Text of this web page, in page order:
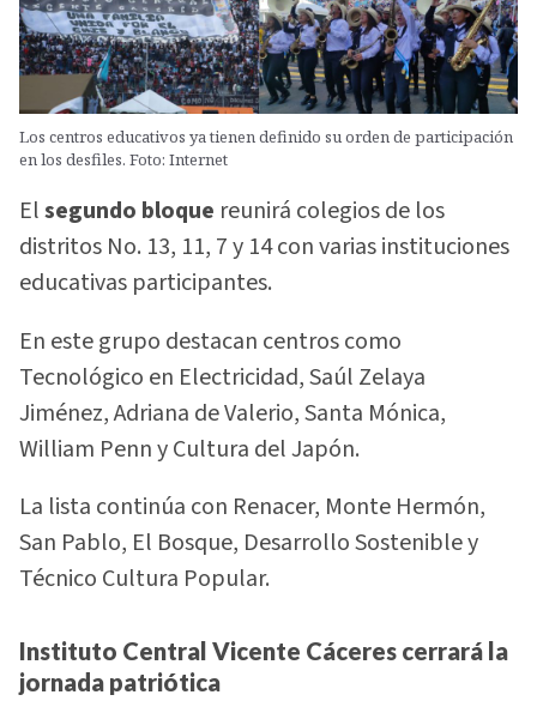
Los centros educativos ya tienen definido su orden de participación
en los desfiles. Foto: Internet
Elsegundo bloque reunirá colegios de los
distritos No. 13, 11, 7 y 14 con varias instituciones
educativas participantes.
En este grupo destacan centros como
Tecnológico en Electricidad, Saúl Zelaya
Jiménez, Adriana de Valerio, Santa Mónica,
William Penn y Cultura del Japón.
La lista continúa con Renacer, Monte Hermón,
San Pablo, El Bosque, Desarrollo Sostenible y
Técnico Cultura Popular.
Instituto Central Vicente Cáceres cerrará la
jornada patriótica